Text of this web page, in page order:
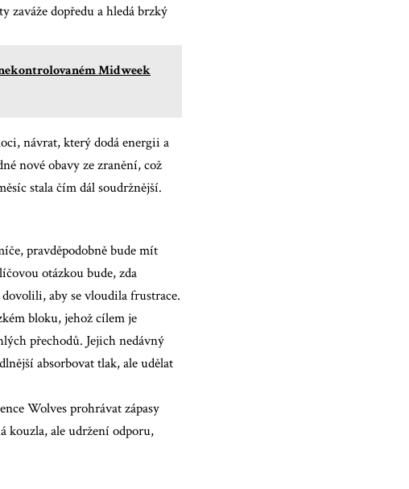
zaváže dopředu a hledá brzký
Midweek
návrat, který dodá energii a
nové obavy ze zranění, což
stala čím dál soudržnější.
pravděpodobně bude mít
otázkou bude, zda
aby se vloudila frustrace.
bloku, jehož cílem je
přechodů. Jejich nedávný
absorbovat tlak, ale udělat
Wolves prohrávat zápasy
kouzla, ale udržení odporu,